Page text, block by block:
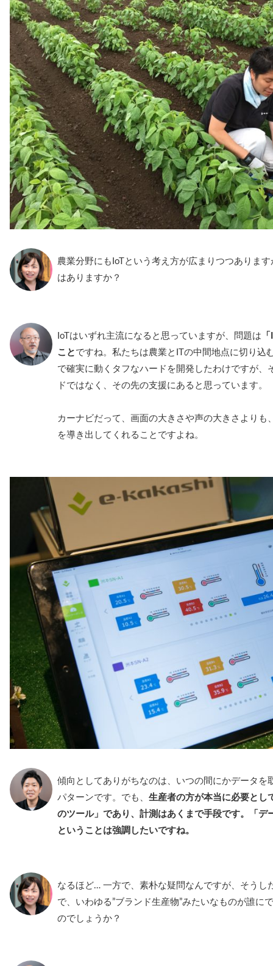
農業分野にもIoTという考え方が広まりつつありま
はありますか？
IoTはいずれ主流になると思っていますが、問題は
こと ですね。私たちは農業とITの中間地点に切り込
で確実に動くタフなハードを開発したわけですが、
ドではなく、その先の支援にあると思っています。
カーナビだって、画面の大きさや声の大きさよりも
を導き出してくれることですよね。
傾向としてありがちなのは、いつの間にかデータを
パターンです。でも、 生産者の方が本当に必要とし
のツール」であり、計測はあくまで手段です。「デ
ということは強調したいですね。
なるほど… 一方で、素朴な疑問なんですが、そうし
で、いわゆる”ブランド生産物”みたいなものが誰に
のでしょうか？